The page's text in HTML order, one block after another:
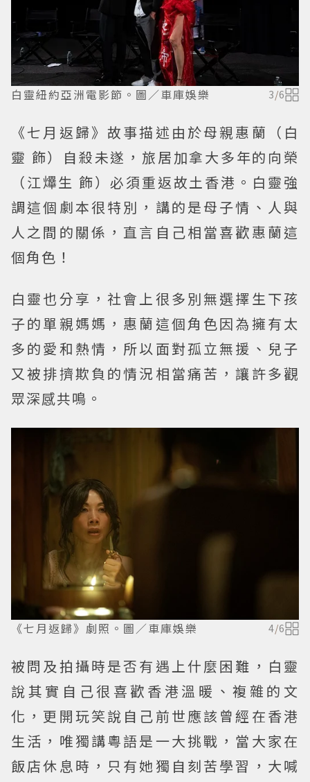
白靈紐約亞洲電影節。圖／車庫娛樂 3/6
《七月返歸》故事描述由於母親惠蘭（白
靈 飾）自殺未遂，旅居加拿大多年的向榮
（江𤒹生 飾）必須重返故土香港。白靈強
調這個劇本很特別，講的是母子情、人與
人之間的關係，直言自己相當喜歡惠蘭這
個角色！
白靈也分享，社會上很多別無選擇生下孩
子的單親媽媽，惠蘭這個角色因為擁有太
多的愛和熱情，所以面對孤立無援、兒子
又被排擠欺負的情況相當痛苦，讓許多觀
眾深感共鳴。
《七月返歸》劇照。圖／車庫娛樂 4/6
被問及拍攝時是否有遇上什麼困難，白靈
說其實自己很喜歡香港溫暖、複雜的文
化，更開玩笑說自己前世應該曾經在香港
生活，唯獨講粵語是一大挑戰，當大家在
飯店休息時，只有她獨自刻苦學習，大喊